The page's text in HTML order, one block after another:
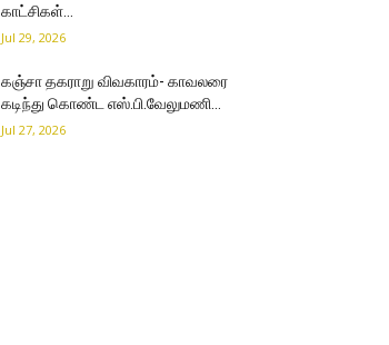
காட்சிகள்…
Jul 29, 2026
கஞ்சா தகராறு விவகாரம்- காவலரை
கடிந்து கொண்ட எஸ்.பி.வேலுமணி…
Jul 27, 2026